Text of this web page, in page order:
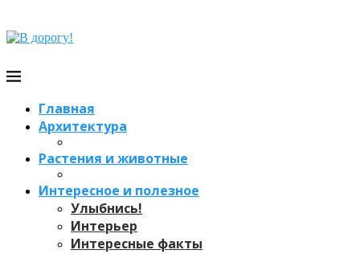
Главная
Архитектура
Растения и животные
Интересное и полезное
Улыбнись!
Интерьер
Интересные факты